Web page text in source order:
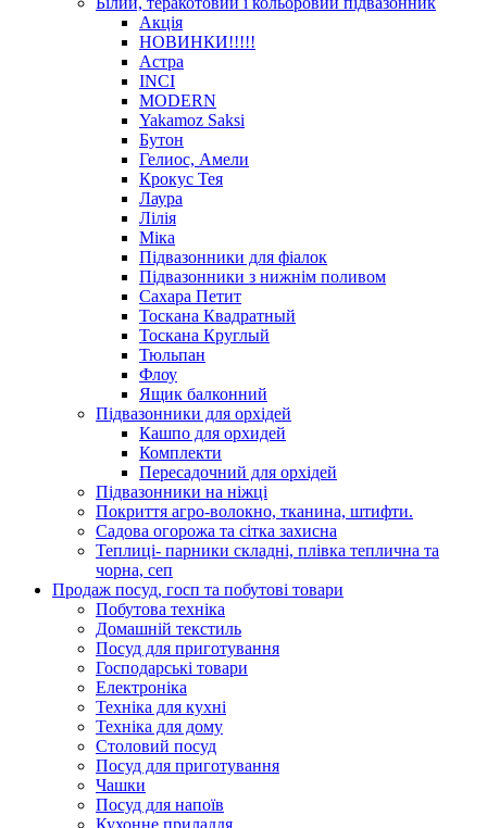
Акція
HОВИНКИ!!!!!
Астра
INCI
MODERN
Yakamoz Saksi
Бутон
Гелиос, Амели
Крокус Тея
Лаура
Лілія
Міка
Підвазонники для фіалок
Підвазонники з нижнім поливом
Сахара Петит
Тоскана Квадратный
Тоскана Круглый
Тюльпан
Флоу
Ящик балконний
Підвазонники для орхідей
Кашпо для орхидей
Комплекти
Пересадочний для орхідей
Підвазонники на ніжці
Покриття агро-волокно, тканина, штифти.
Садова огорожа та сітка захисна
Теплиці- парники складні, плівка теплична та
чорна, сеп
Продаж посуд, госп та побутові товари
Побутова техніка
Домашній текстиль
Посуд для приготування
Господарські товари
Електроніка
Техніка для кухні
Техніка для дому
Столовий посуд
Посуд для приготування
Чашки
Посуд для напоїв
Кухонне приладдя